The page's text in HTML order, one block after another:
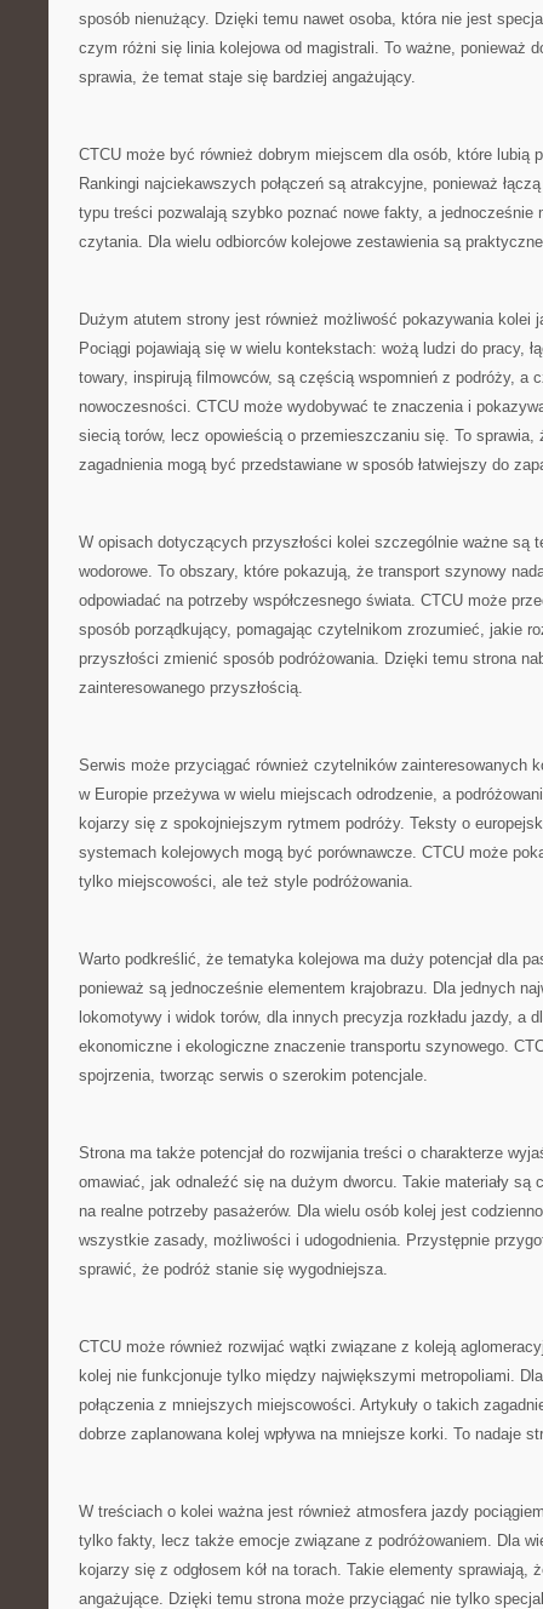
sposób nienużący. Dzięki temu nawet osoba, która nie jest
czym różni się linia kolejowa od magistrali. To ważne, ponieważ
sprawia, że temat staje się bardziej angażujący.
CTCU może być również dobrym miejscem dla osób, które lubią
Rankingi najciekawszych połączeń są atrakcyjne, ponieważ
typu treści pozwalają szybko poznać nowe fakty, a jednocześnie
czytania. Dla wielu odbiorców kolejowe zestawienia są
Dużym atutem strony jest również możliwość pokazywania kolei
Pociągi pojawiają się w wielu kontekstach: wożą ludzi do pracy,
towary, inspirują filmowców, są częścią wspomnień z podróży, a
nowoczesności. CTCU może wydobywać te znaczenia i
siecią torów, lecz opowieścią o przemieszczaniu się. To sprawia,
zagadnienia mogą być przedstawiane w sposób łatwiejszy do
W opisach dotyczących przyszłości kolei szczególnie ważne są
wodorowe. To obszary, które pokazują, że transport szynowy
odpowiadać na potrzeby współczesnego świata. CTCU może
sposób porządkujący, pomagając czytelnikom zrozumieć, jakie
przyszłości zmienić sposób podróżowania. Dzięki temu strona
zainteresowanego przyszłością.
Serwis może przyciągać również czytelników zainteresowanych
w Europie przeżywa w wielu miejscach odrodzenie, a
kojarzy się z spokojniejszym rytmem podróży. Teksty o
systemach kolejowych mogą być porównawcze. CTCU może
tylko miejscowości, ale też style podróżowania.
Warto podkreślić, że tematyka kolejowa ma duży potencjał dla
ponieważ są jednocześnie elementem krajobrazu. Dla jednych
lokomotywy i widok torów, dla innych precyzja rozkładu jazdy, a
ekonomiczne i ekologiczne znaczenie transportu szynowego.
spojrzenia, tworząc serwis o szerokim potencjale.
Strona ma także potencjał do rozwijania treści o charakterze
omawiać, jak odnaleźć się na dużym dworcu. Takie materiały są
na realne potrzeby pasażerów. Dla wielu osób kolej jest
wszystkie zasady, możliwości i udogodnienia. Przystępnie
sprawić, że podróż stanie się wygodniejsza.
CTCU może również rozwijać wątki związane z koleją
kolej nie funkcjonuje tylko między największymi metropoliami.
połączenia z mniejszych miejscowości. Artykuły o takich
dobrze zaplanowana kolej wpływa na mniejsze korki. To nadaje
W treściach o kolei ważna jest również atmosfera jazdy
tylko fakty, lecz także emocje związane z podróżowaniem. Dla
kojarzy się z odgłosem kół na torach. Takie elementy sprawiają,
angażujące. Dzięki temu strona może przyciągać nie tylko